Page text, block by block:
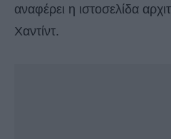
αναφέρει η ιστοσελίδα
Χαντίντ.